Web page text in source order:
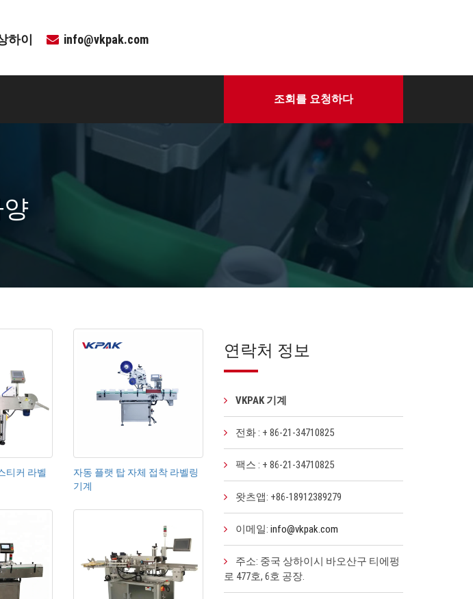
하이 info@vkpak.com
조회를 요청하다
티커 라벨
자동 플랫 탑 자체 접착 라벨링
기계
연락처 정보
VKPAK 기계
전화 : + 86-21-34710825
팩스 : + 86-21-34710825
왓츠앱: +86-18912389279
이메일: info@vkpak.com
주소: 중국 상하이시 바오산구 티에펑
로 477호, 6호 공장.